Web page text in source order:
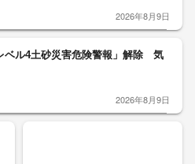
2026年8月9日
ベル4土砂災害危険警報」解除 気
2026年8月9日